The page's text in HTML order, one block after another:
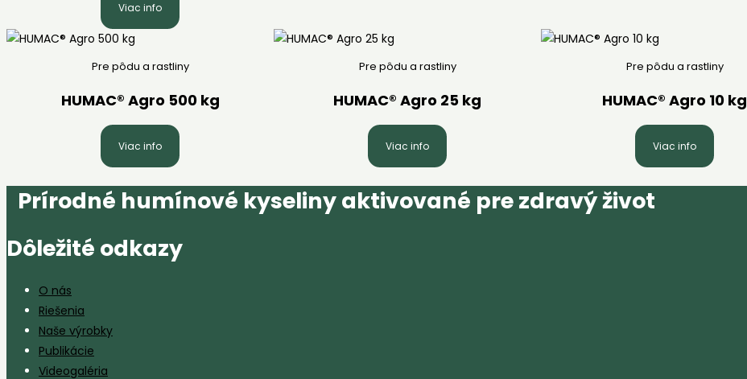
Viac info
Pre pôdu a rastliny
HUMAC® Agro 500 kg
Viac info
Pre pôdu a rastliny
HUMAC® Agro 25 kg
Viac info
Pre pôdu a rastliny
HUMAC® Agro 10 kg
Viac info
Prírodné humínové kyseliny aktivované pre zdravý život
Dôležité odkazy
O nás
Riešenia
Naše výrobky
Publikácie
Videogaléria